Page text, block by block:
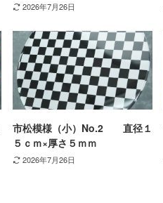
2026年7月26日
市松模様（小）No.2 直径１
５ｃｍ×厚さ５ｍｍ
2026年7月26日